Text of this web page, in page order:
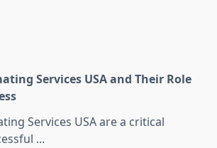
Services USA and Their Role
Services USA are a critical
...